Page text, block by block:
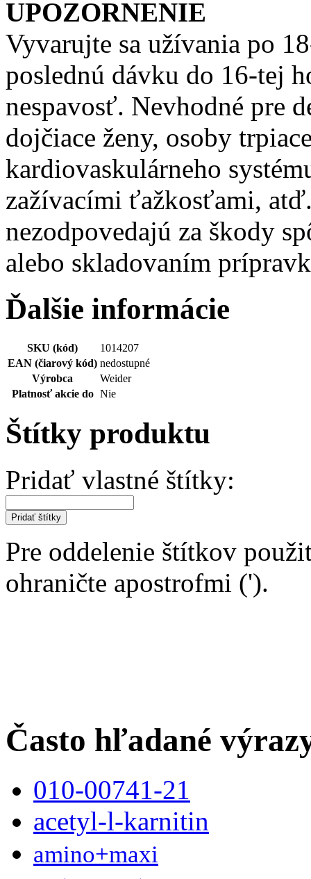
UPOZORNENIE
Vyvarujte sa užívania po
poslednú dávku do 16-tej
nespavosť. Nevhodné pre
dojčiace ženy, osoby
kardiovaskulárneho
zažívacími ťažkosťami,
nezodpovedajú za škody
alebo skladovaním
Ďalšie informácie
SKU (kód)
1014207
EAN (čiarový kód) nedostupné
Výrobca
Weider
Platnosť akcie do Nie
Štítky produktu
Pridať vlastné štítky:
Pridať štítky
Pre oddelenie štítkov
ohraničte apostrofmi (').
Často hľadané
010-00741-21
acetyl-l-karnitin
amino+maxi